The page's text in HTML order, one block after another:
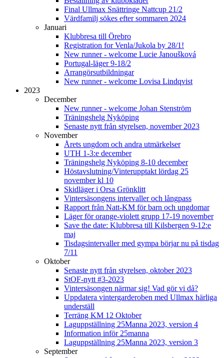
Final Ullmax Snättringe Nattcup 21/2
Värdfamilj sökes efter sommaren 2024
Januari
Klubbresa till Örebro
Registration for Venla/Jukola by 28/1!
New runner - welcome Lucie Janoušková
Portugal-läger 9-18/2
Arrangörsutbildningar
New runner - welcome Lovisa Lindqvist
2023
December
New runner - welcome Johan Stenström
Träningshelg Nyköping
Senaste nytt från styrelsen, november 2023
November
Årets ungdom och andra utmärkelser
UTH 1-3:e december
Träningshelg Nyköping 8-10 december
Höstavslutning/Vinterupptakt lördag 25
november kl 10
Skidläger i Orsa Grönklitt
Vintersäsongens intervaller och långpass
Rapport från Natt-KM för barn och ungdomar
Läger för orange-violett grupp 17-19 november
Save the date: Klubbresa till Kilsbergen 9-12:e
maj
Tisdagsintervaller med gympa börjar nu på tisdag
7/11
Oktober
Senaste nytt från styrelsen, oktober 2023
StOF-nytt #3-2023
Vintersäsongen närmar sig! Vad gör vi då?
Uppdatera vintergarderoben med Ullmax härliga
underställ
Terräng KM 12 Oktober
Laguppställning 25Manna 2023, version 4
Information inför 25manna
Laguppställning 25Manna 2023, version 3
September